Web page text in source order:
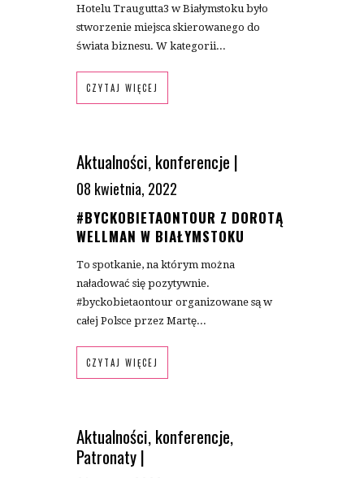
Hotelu Traugutta3 w Białymstoku było
stworzenie miejsca skierowanego do
świata biznesu. W kategorii...
CZYTAJ WIĘCEJ
Aktualności,konferencje |
08 kwietnia, 2022
#BYCKOBIETAONTOUR Z DOROTĄ
WELLMAN W BIAŁYMSTOKU
To spotkanie, na którym można
naładować się pozytywnie.
#byckobietaontour organizowane są w
całej Polsce przez Martę...
CZYTAJ WIĘCEJ
Aktualności,konferencje,
Patronaty|